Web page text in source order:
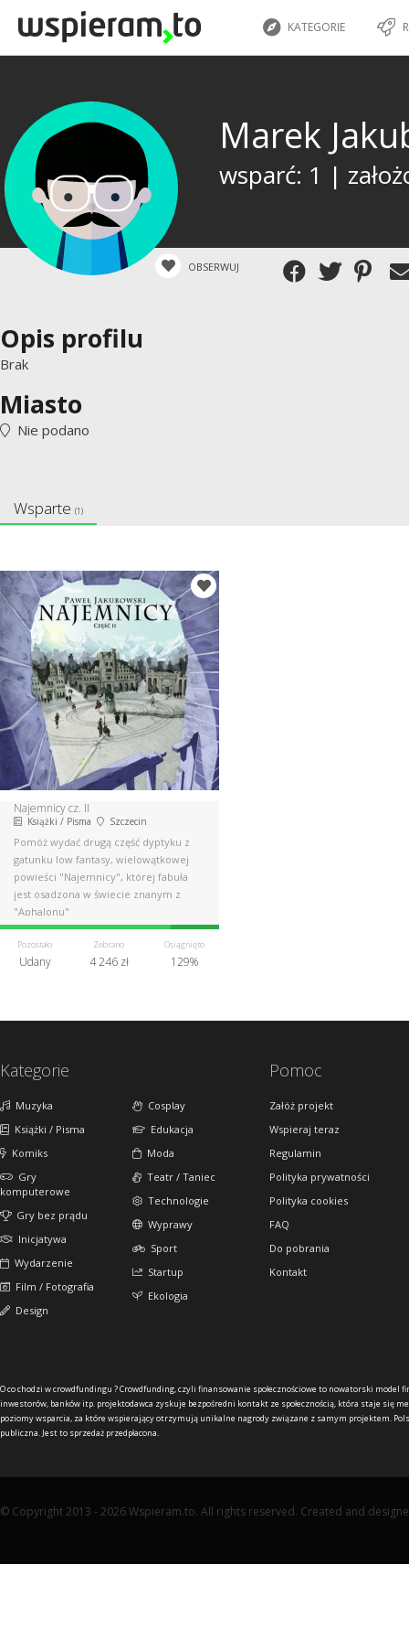
KATEGORIE
Marek
wsparć: 1 |
OBSERWUJ
Opis profilu
Brak
Miasto
Nie podano
Wsparte (1)
Najemnicy cz. II
Książki / Pisma Szczecin
Pomóż wydać drugą część dyptyku z
gatunku low fantasy, wielowątkowej
powieści "Najemnicy", której fabuła
jest osadzona w świecie znanym z
"Aphalonu"
Pozostało
Udany
Zebrano
4 246 zł
Osiągnięto
129%
Kategorie
Muzyka
Książki / Pisma
Komiks
Gry
komputerowe
Gry bez prądu
Inicjatywa
Wydarzenie
Film / Fotografia
Design
Cosplay
Edukacja
Moda
Teatr / Taniec
Technologie
Wyprawy
Sport
Startup
Ekologia
Pomoc
Załóż projekt
Wspieraj teraz
Regulamin
Polityka prywatności
Polityka cookies
FAQ
Do pobrania
Kontakt
O co chodzi w crowdfundingu ?Crowdfunding, czyli finansowanie społecznościowe to nowatorski model
inwestorów, banków itp. projektodawca zyskuje bezpośredni kontakt ze społecznością, która staje się
poziomy wsparcia, za które wspierający otrzymują unikalne nagrody związane z samym projektem.
publiczna. Jest to sprzedaż przedpłacona.
© Copyright 2013 - 2026 Wspieram.to. All rights reserved. Created and